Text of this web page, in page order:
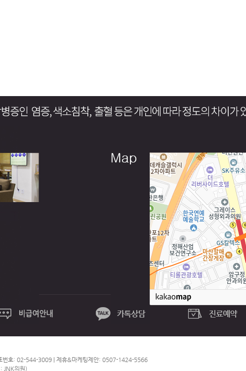
번호: 02-544-3009 | 제휴&마케팅제안: 0507-1424-5566
JNK의원)